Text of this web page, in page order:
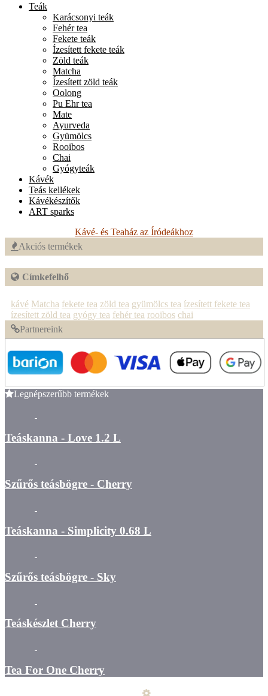
Teák
Karácsonyi teák
Fehér tea
Fekete teák
Ízesített fekete teák
Zöld teák
Matcha
Ízesített zöld teák
Oolong
Pu Ehr tea
Mate
Ayurveda
Gyümölcs
Rooibos
Chai
Gyógyteák
Kávék
Teás kellékek
Kávékészítők
ART sparks
Kávé- és Teaház az Íródeákhoz
Akciós termékek
Címkefelhő
kávé Matcha fekete tea zöld tea gyümölcs tea ízesített fekete tea
ízesített zöld tea gyógy tea fehér tea rooibos chai
Partnereink
Legnépszerűbb termékek
Teáskanna - Love 1.2 L
Szűrős teásbögre - Cherry
Teáskanna - Simplicity 0.68 L
Szűrős teásbögre - Sky
Teáskészlet Cherry
Tea For One Cherry